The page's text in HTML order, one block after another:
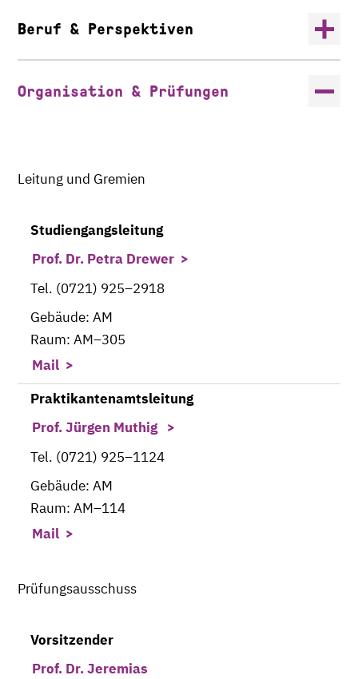
Beruf & Perspektiven
Organisation & Prüfungen
Leitung und Gremien
Studiengangsleitung
Prof. Dr. Petra Drewer
Tel. (0721) 925–2918
Gebäude: AM
Raum: AM–305
Mail
Praktikantenamtsleitung
Prof. Jürgen Muthig
Tel. (0721) 925–1124
Gebäude: AM
Raum: AM–114
Mail
Prüfungsausschuss
Vorsitzender
Prof. Dr. Jeremias